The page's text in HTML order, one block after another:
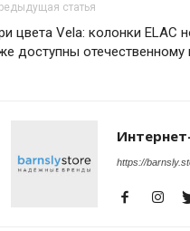
статья
цвета Vela: колонки ELAC
доступны отечественному
https://